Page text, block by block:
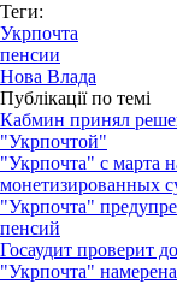
Теги:
Укрпочта
пенсии
Нова Влада
Публікації по темі
Кабмин принял
"Укрпочтой"
"Укрпочта" с марта
монетизированных
"Укрпочта"
пенсий
Госаудит проверит
"Укрпочта"